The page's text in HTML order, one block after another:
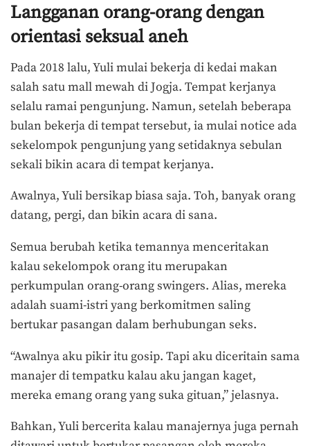
Langganan orang-orang dengan
orientasi seksual aneh
Pada 2018 lalu, Yuli mulai bekerja di kedai makan
salah satu mall mewah di Jogja. Tempat kerjanya
selalu ramai pengunjung. Namun, setelah beberapa
bulan bekerja di tempat tersebut, ia mulai notice ada
sekelompok pengunjung yang setidaknya sebulan
sekali bikin acara di tempat kerjanya.
Awalnya, Yuli bersikap biasa saja. Toh, banyak orang
datang, pergi, dan bikin acara di sana.
Semua berubah ketika temannya menceritakan
kalau sekelompok orang itu merupakan
perkumpulan orang-orang swingers. Alias, mereka
adalah suami-istri yang berkomitmen saling
bertukar pasangan dalam berhubungan seks.
“Awalnya aku pikir itu gosip. Tapi aku diceritain sama
manajer di tempatku kalau aku jangan kaget,
mereka emang orang yang suka gituan,” jelasnya.
Bahkan, Yuli bercerita kalau manajernya juga pernah